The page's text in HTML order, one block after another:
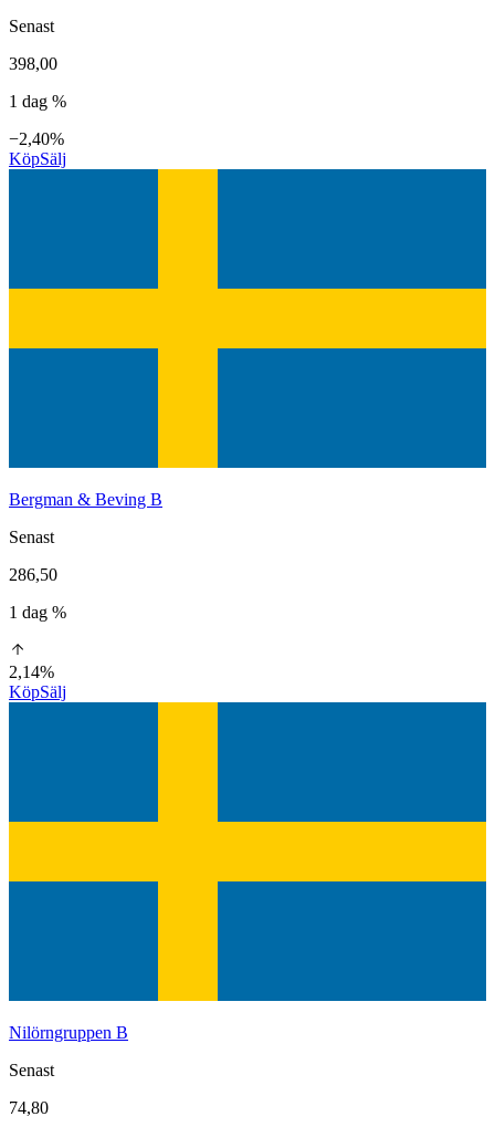
Senast
398,00
1 dag %
−2,40%
KöpSälj
Bergman & Beving B
Senast
286,50
1 dag %
2,14%
KöpSälj
Nilörngruppen B
Senast
74,80